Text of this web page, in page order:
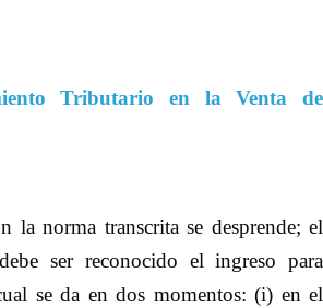
Tributario en la Venta de
la norma transcrita se desprende; el
ser reconocido el ingreso para
se da en dos momentos: (i) en el